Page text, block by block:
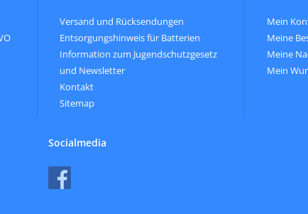
Versand und Rücksendungen
Entsorgungshinweis für Batterien
Information zum Jugendschutzgesetz
und Newsletter
Kontakt
Sitemap
Mein
Meine
Meine
Mein
Socialmedia